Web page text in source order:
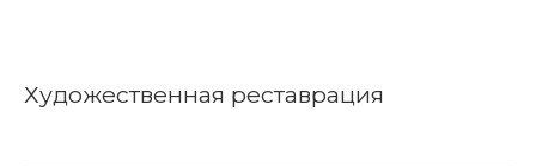
Художественная реставрация